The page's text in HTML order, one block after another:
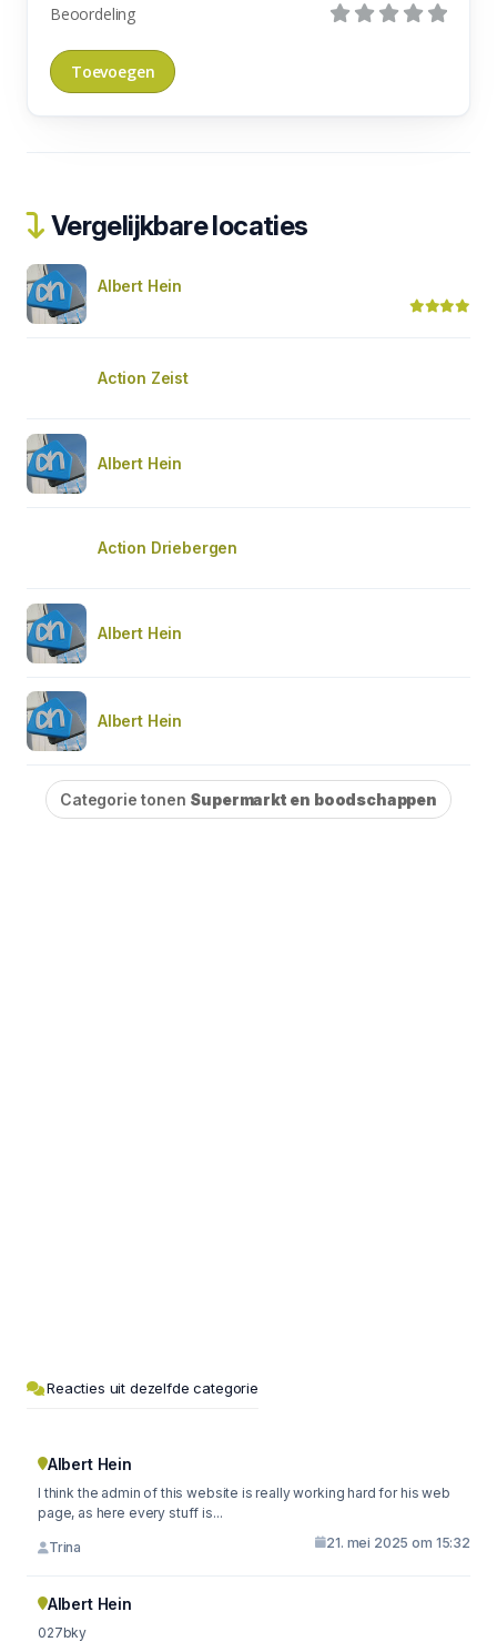
Beoordeling
Vergelijkbare locaties
Albert Hein
Action Zeist
Albert Hein
Action Driebergen
Albert Hein
Albert Hein
Categorie tonen Supermarkt en boodschappen
Reacties uit dezelfde categorie
Albert Hein
I think the admin of this website is really working hard for his web
page, as here every stuff is...
Trina 21. mei 2025 om 15:32
Albert Hein
027bky